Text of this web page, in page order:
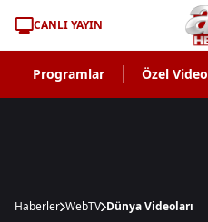
CANLI YAYIN
Programlar Özel Video
Haberler WebTV Dünya Videoları